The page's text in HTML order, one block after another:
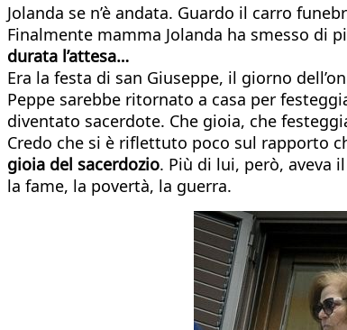
Jolanda se n’è andata. Guardo il carro
Finalmente mamma Jolanda ha smesso di
durata l’attesa…
Era la festa di san Giuseppe, il giorno
Peppe sarebbe ritornato a casa per
diventato sacerdote. Che gioia, che
Credo che si è riflettuto poco sul rapporto
gioia del sacerdozio. Più di lui, però, aveva
la fame, la povertà, la guerra.